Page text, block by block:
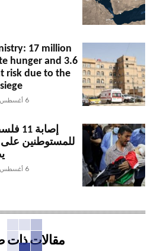
17 million
hunger and 3.6
risk due to the
6 أغسطس، 2026
للمستوطنين على
6 أغسطس، 2026
مقالات ذات